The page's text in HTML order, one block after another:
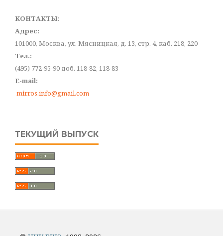
КОНТАКТЫ:
Адрес:
101000, Москва, ул. Мясницкая, д. 13, стр. 4, каб. 218, 220
Тел.:
(495) 772-95-90 доб. 118-82, 118-83
E-mail:
mirros.info@gmail.com
ТЕКУЩИЙ ВЫПУСК